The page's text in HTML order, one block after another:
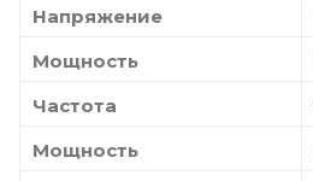
Напряжение
Мощность
Частота
Мощность